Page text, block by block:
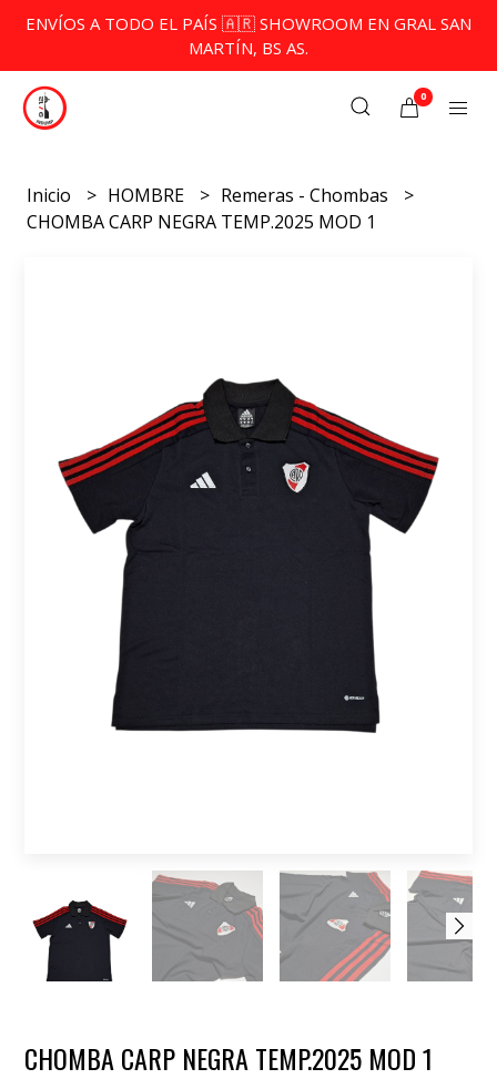
ENVÍOS A TODO EL PAÍS 🇦🇷 SHOWROOM EN GRAL SAN
MARTÍN, BS AS.
0
Inicio HOMBRE
Remeras - Chombas
CHOMBA CARP NEGRA TEMP.2025 MOD 1
CHOMBA CARP NEGRA TEMP.2025 MOD 1